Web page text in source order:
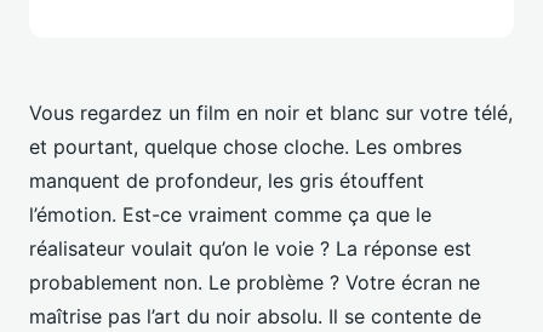
Vous regardez un film en noir et blanc sur votre télé,
et pourtant, quelque chose cloche. Les ombres
manquent de profondeur, les gris étouffent
l’émotion. Est-ce vraiment comme ça que le
réalisateur voulait qu’on le voie ? La réponse est
probablement non. Le problème ? Votre écran ne
maîtrise pas l’art du noir absolu. Il se contente de